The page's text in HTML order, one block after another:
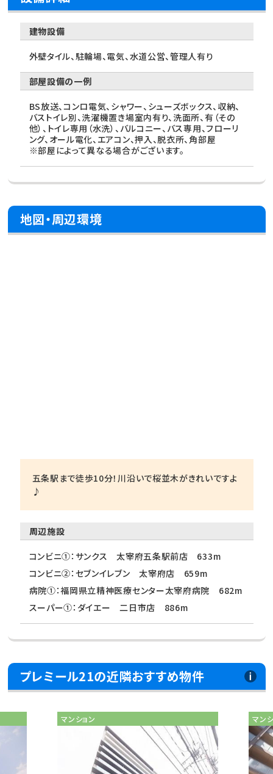
建物設備
外壁タイル、駐輪場、電気、水道公営、管理人有り
部屋設備の一例
BS放送、コンロ電気、シャワー、シューズボックス、収納、
バストイレ別、洗濯機置き場室内有り、洗面所、有（その
他）、トイレ専用（水洗）、バルコニー、バス専用、フローリ
ング、オール電化、エアコン、押入、脱衣所、角部屋
※部屋によって異なる場合がございます。
地図・周辺環境
五条駅まで徒歩10分！川沿いで桜並木がきれいですよ
♪
周辺施設
コンビニ①：サンクス 太宰府五条駅前店 633m
コンビニ②：セブンイレブン 太宰府店 659m
病院①：福岡県立精神医療センター太宰府病院 682m
スーパー①：ダイエー 二日市店 886m
プレミール21の近隣おすすめ物件
マンション マン